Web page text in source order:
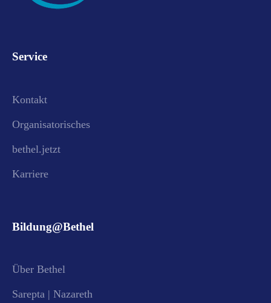
Service
Kontakt
Organisatorisches
bethel.jetzt
Karriere
Bildung@Bethel
Über Bethel
Sarepta | Nazareth